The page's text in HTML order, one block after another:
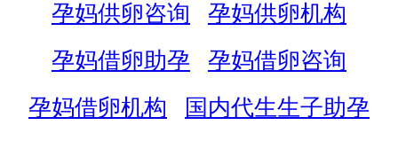
孕妈供卵咨询
孕妈供卵机构
孕妈借卵助孕
孕妈借卵咨询
孕妈借卵机构
国内代生生子助孕